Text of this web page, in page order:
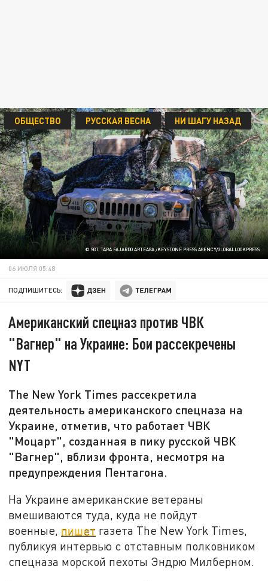
© SGT. TARA FAJARDO ARTEAGA /KEYSTONE PRESS AGENCY/GLOBALLOOKPRESS
ОБЩЕСТВО РУССКАЯ ВЕСНА НИ ШАГУ НАЗАД
06 ИЮЛЯ 05:48
ПОДПИШИТЕСЬ:
Американский спецназ против ЧВК
"Вагнер" на Украине: Бои рассекречены
NYT
The New York Times рассекретила
деятельность американского спецназа на
Украине, отметив, что работает ЧВК
"Моцарт", созданная в пику русской ЧВК
"Вагнер", вблизи фронта, несмотря на
предупреждения Пентагона.
На Украине американские ветераны
вмешиваются туда, куда не пойдут
военные, пишет газета The New York Times,
публикуя интервью с отставным полковником
спецназа морской пехоты Эндрю Милберном.